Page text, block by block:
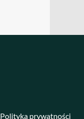
Polityka prywatności